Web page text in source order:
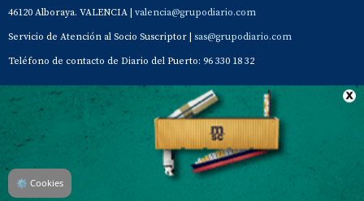
46120 Alboraya. VALENCIA | valencia@grupodiario.com
Servicio de Atención al Socio Suscriptor | sas@grupodiario.com
Teléfono de contacto de Diario del Puerto: 96 330 18 32
Contacto Aviso Legal Quiénes somos Política de privacidad
⚙ Cookies